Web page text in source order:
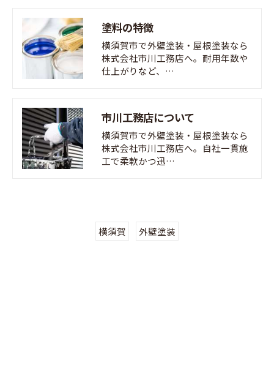
塗料の特徴
横須賀市で外壁塗装・屋根塗装なら
株式会社市川工務店へ。耐用年数や
仕上がりなど、…
市川工務店について
横須賀市で外壁塗装・屋根塗装なら
株式会社市川工務店へ。自社一貫施
工で柔軟かつ迅…
横須賀 外壁塗装